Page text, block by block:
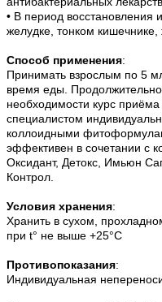
• В период восстановления
желудке, тонком
Способ применения:
Принимать взрослым по 5
время еды.
необходимости курс
специалистом
коллоидными
эффективен в сочетании с
Оксидант, Детокс, Имьюн
Контрол.
Условия хранения:
Хранить в сухом,
при t° не выше +25°С
Противопоказания:
Индивидуальная